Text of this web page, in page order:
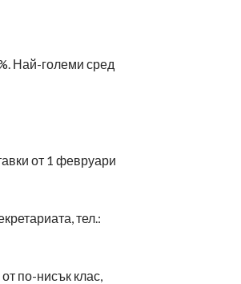
Най-големи сред
от 1 февруари
тел.:
по-нисък клас,